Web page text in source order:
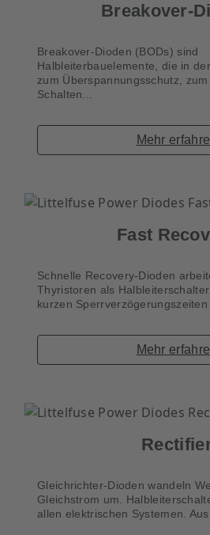
Breakover-
Breakover-Dioden (BODs) sind
Halbleiterbauelemente, die in
zum Überspannungsschutz,
Schalten...
Mehr
Fast
Schnelle Recovery-Dioden
Thyristoren als
kurzen Sperrverzögerungszeiten
Mehr
Gleichrichter-Dioden wandeln
Gleichstrom um.
allen elektrischen Systemen. Aus